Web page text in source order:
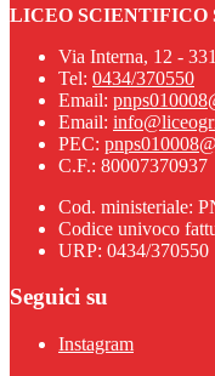
LICEO SCIENTIFICO
Via Interna, 12 -
Tel: 0434/370550
Email:
Email:
PEC:
C.F.: 80007370937
Cod. ministeriale:
Codice univoco
URP: 0434/370550
Seguici su
Instagram